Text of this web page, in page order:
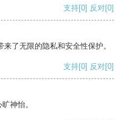
支持[0] 反对[0]
了无限的隐私和安全性保护。
支持[0] 反对[0]
神怡。